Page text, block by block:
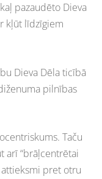
pazaudēto Dieva
kļūt līdzīgiem
Dieva Dēla ticībā
pilnības
Taču
arī “brāļcentrētai
attieksmi pret otru